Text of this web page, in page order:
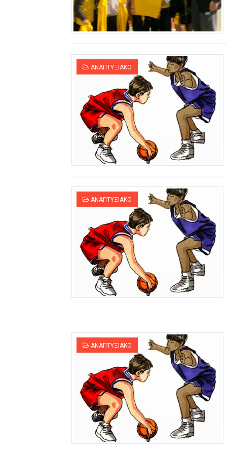
ΧΡΟΝΙΑ ΠΟΛΛΑ ΣΤΟ
Ο δρόμος για τον 29ο
U21: Τεράστια πρόκριση
Γ΄ανδρών play offs :
Play off B εφήβων Β φάση
ΑΝΑΠΤΥΞΙΑΚΟ
ΑΝΑΠΤΥΞΙΑΚΟ
ΑΝΑΠΤΥΞΙΑΚΟ